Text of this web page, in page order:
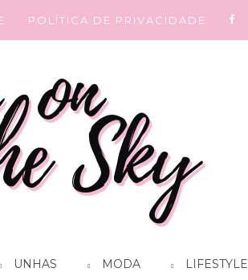
POLÍTICA DE PRIVACIDADE
UNHAS MODA LIFESTYLE